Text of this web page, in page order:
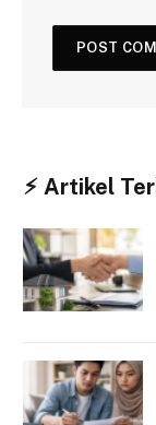
⚡︎ Artikel